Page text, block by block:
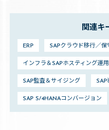
関連キ
ERP SAPクラウド移行／保
インフラ＆SAPホスティング運
SAP監査＆サイジング SAP
SAP S/4HANAコンバージョン